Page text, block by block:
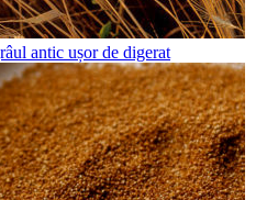
antic ușor de digerat